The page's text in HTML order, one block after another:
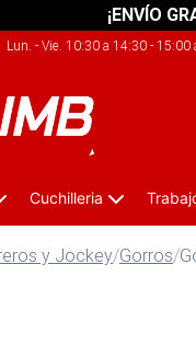
¡ENVÍO
Lun. - Vie. 10:30 a 14:30 - 15:00
Cuchilleria
y Jockey/Gorros/